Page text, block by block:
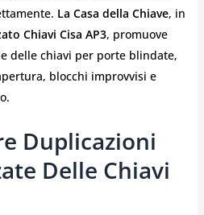
La Casa della Chiave, in
Chiavi Cisa AP3, promuove
delle chiavi per porte blindate,
blocchi improvvisi e
Duplicazioni
Delle Chiavi